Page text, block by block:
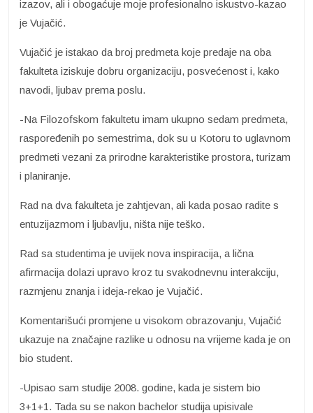
izazov, ali i obogaćuje moje profesionalno iskustvo-kazao
je Vujačić.
Vujačić je istakao da broj predmeta koje predaje na oba
fakulteta iziskuje dobru organizaciju, posvećenost i, kako
navodi, ljubav prema poslu.
-Na Filozofskom fakultetu imam ukupno sedam predmeta,
raspoređenih po semestrima, dok su u Kotoru to uglavnom
predmeti vezani za prirodne karakteristike prostora, turizam
i planiranje.
Rad na dva fakulteta je zahtjevan, ali kada posao radite s
entuzijazmom i ljubavlju, ništa nije teško.
Rad sa studentima je uvijek nova inspiracija, a lična
afirmacija dolazi upravo kroz tu svakodnevnu interakciju,
razmjenu znanja i ideja-rekao je Vujačić.
Komentarišući promjene u visokom obrazovanju, Vujačić
ukazuje na značajne razlike u odnosu na vrijeme kada je on
bio student.
-Upisao sam studije 2008. godine, kada je sistem bio
3+1+1. Tada su se nakon bachelor studija upisivale